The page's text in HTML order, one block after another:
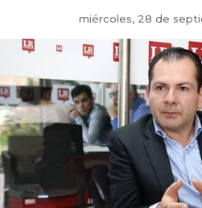
miércoles, 28 de